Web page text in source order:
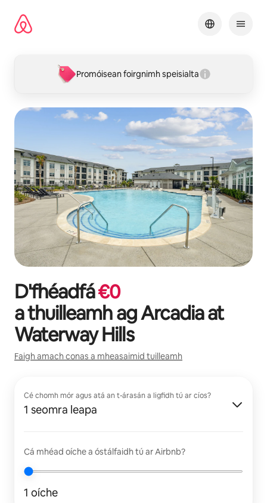
chuig
ábhar
Promóisean foirgnimh speisialta
D'fhéadfá€0
a thuilleamh agArcadia at
Waterway Hills
Faigh amach conas a mheasaimid tuilleamh
Cé chomh mór agus atá an t-árasán a ligfidh tú ar cíos?
1 seomra leapa
Cá mhéad oíche a óstálfaidh tú ar Airbnb?
1 oíche